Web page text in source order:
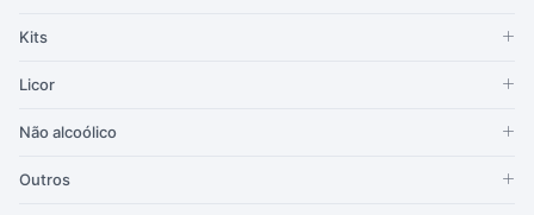
Kits
Licor
Não alcoólico
Outros